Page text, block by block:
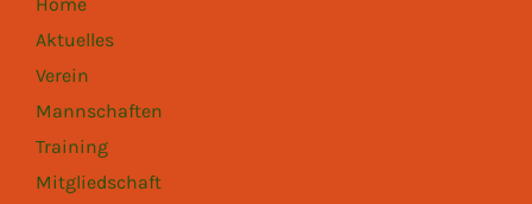
Aktuelles
Verein
Mannschaften
Training
Mitgliedschaft